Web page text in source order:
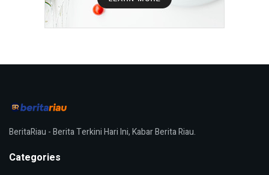
BeritaRiau - Berita Terkini Hari Ini, Kabar Berita Riau.
Categories